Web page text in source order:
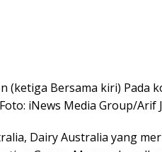
(ketiga Bersama kiri) Pada
iNews Media Group/Arif
Dairy Australia yang